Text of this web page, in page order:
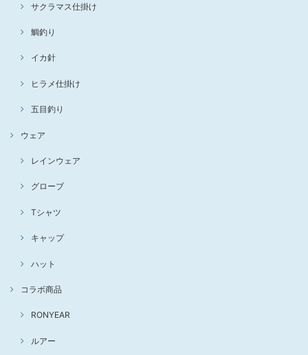
サクラマス仕掛け
鯛釣り
イカ針
ヒラメ仕掛け
五目釣り
ウェア
レインウェア
グローブ
Tシャツ
キャップ
ハット
コラボ商品
RONYEAR
ルアー